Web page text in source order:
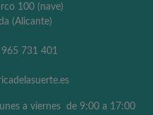
100 (nave)
(Alicante)
965 731 401
a viernes de 9:00 a 17:00